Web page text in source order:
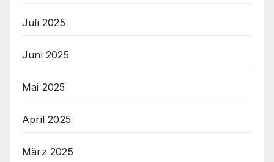
Juli 2025
Juni 2025
Mai 2025
April 2025
März 2025